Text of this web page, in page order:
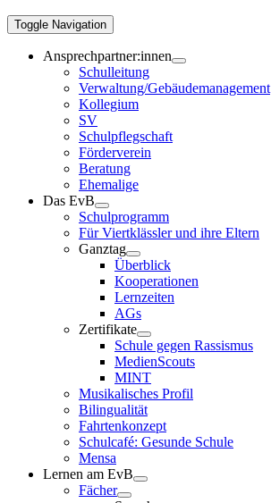
Toggle Navigation
Ansprechpartner:innen
Schulleitung
Verwaltung/Gebäudemanagement
Kollegium
SV
Schulpflegschaft
Förderverein
Beratung
Ehemalige
Das EvB
Schulprogramm
Für Viertklässler und ihre Eltern
Ganztag
Überblick
Kooperationen
Lernzeiten
AGs
Zertifikate
Schule gegen Rassismus
MedienScouts
MINT
Musikalisches Profil
Bilingualität
Fahrtenkonzept
Schulcafé: Gesunde Schule
Mensa
Lernen am EvB
Fächer